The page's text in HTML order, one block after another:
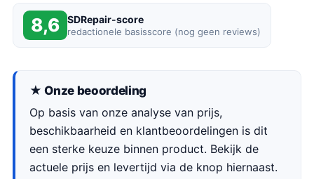
8,6 SDRepair-score
redactionele basisscore (nog geen reviews)
★ Onze beoordeling
Op basis van onze analyse van prijs,
beschikbaarheid en klantbeoordelingen is dit
een sterke keuze binnen product. Bekijk de
actuele prijs en levertijd via de knop hiernaast.